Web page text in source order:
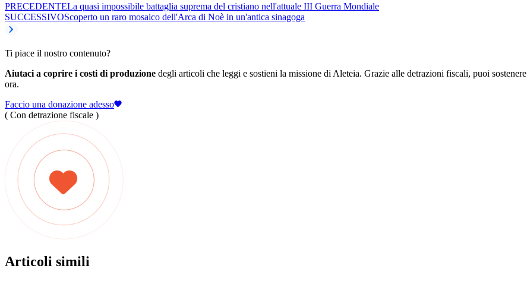
PRECEDENTELa quasi impossibile battaglia suprema del cristiano nell'attuale III Guerra Mondiale
SUCCESSIVOScoperto un raro mosaico dell'Arca di Noè in un'antica sinagoga
Ti piace il nostro contenuto?
Aiutaci a coprire i costi di produzione degli articoli che leggi e sostieni la missione di Aleteia. Grazie alle detrazioni fiscali, puoi sostenere
ora.
Faccio una donazione adesso
( Con detrazione fiscale )
Articoli simili